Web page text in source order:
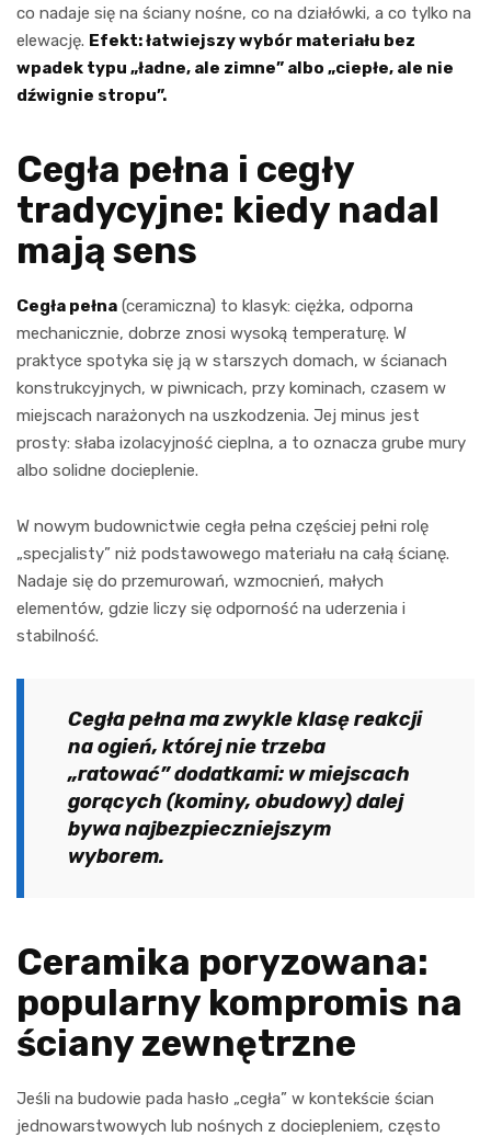
co nadaje się na ściany nośne, co na działówki, a co tylko na
elewację. Efekt: łatwiejszy wybór materiału bez
wpadek typu „ładne, ale zimne” albo „ciepłe, ale nie
dźwignie stropu”.
Cegła pełna i cegły
tradycyjne: kiedy nadal
mają sens
Cegła pełna (ceramiczna) to klasyk: ciężka, odporna
mechanicznie, dobrze znosi wysoką temperaturę. W
praktyce spotyka się ją w starszych domach, w ścianach
konstrukcyjnych, w piwnicach, przy kominach, czasem w
miejscach narażonych na uszkodzenia. Jej minus jest
prosty: słaba izolacyjność cieplna, a to oznacza grube mury
albo solidne docieplenie.
W nowym budownictwie cegła pełna częściej pełni rolę
„specjalisty” niż podstawowego materiału na całą ścianę.
Nadaje się do przemurowań, wzmocnień, małych
elementów, gdzie liczy się odporność na uderzenia i
stabilność.
Cegła pełna ma zwykle klasę reakcji
na ogień, której nie trzeba
„ratować” dodatkami: w miejscach
gorących (kominy, obudowy) dalej
bywa najbezpieczniejszym
wyborem.
Ceramika poryzowana:
popularny kompromis na
ściany zewnętrzne
Jeśli na budowie pada hasło „cegła” w kontekście ścian
jednowarstwowych lub nośnych z dociepleniem, często